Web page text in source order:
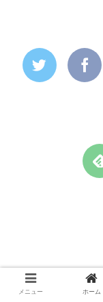
メニュー ホーム